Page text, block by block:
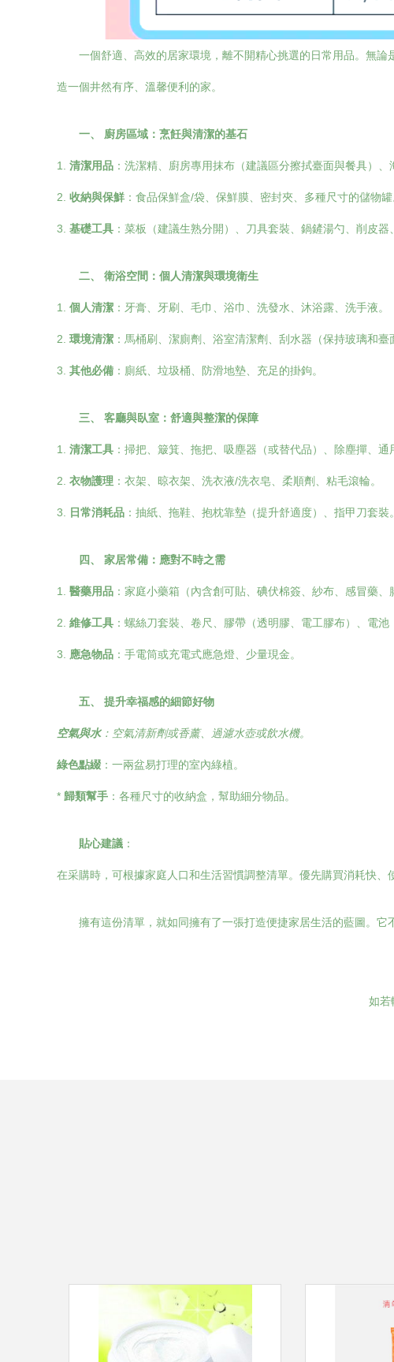
一個舒適、高效的居家環境，離不開精心挑選的日常用品。無
造一個井然有序、溫馨便利的家。
一、 廚房區域：烹飪與清潔的基石
1. 清潔用品 ：洗潔精、廚房專用抹布（建議區分擦拭臺面與餐具）、
2. 收納與保鮮 ：食品保鮮盒/袋、保鮮膜、密封夾、多種尺寸的儲物罐
3. 基礎工具 ：菜板（建議生熟分開）、刀具套裝、鍋鏟湯勺、削皮器
二、 衛浴空間：個人清潔與環境衛生
1. 個人清潔 ：牙膏、牙刷、毛巾、浴巾、洗發水、沐浴露、洗手液。
2. 環境清潔 ：馬桶刷、潔廁劑、浴室清潔劑、刮水器（保持玻璃和臺
3. 其他必備 ：廁紙、垃圾桶、防滑地墊、充足的掛鉤。
三、 客廳與臥室：舒適與整潔的保障
1. 清潔工具 ：掃把、簸箕、拖把、吸塵器（或替代品）、除塵撣、通
2. 衣物護理 ：衣架、晾衣架、洗衣液/洗衣皂、柔順劑、粘毛滾輪。
3. 日常消耗品 ：抽紙、拖鞋、抱枕靠墊（提升舒適度）、指甲刀套裝。
四、 家居常備：應對不時之需
1. 醫藥用品 ：家庭小藥箱（內含創可貼、碘伏棉簽、紗布、感冒藥、
2. 維修工具 ：螺絲刀套裝、卷尺、膠帶（透明膠、電工膠布）、電池
3. 應急物品 ：手電筒或充電式應急燈、少量現金。
五、 提升幸福感的細節好物
空氣與水：空氣清新劑或香薰、過濾水壺或飲水機。
綠色點綴 ：一兩盆易打理的室內綠植。
* 歸類幫手 ：各種尺寸的收納盒，幫助細分物品。
貼心建議 ：
在采購時，可根據家庭人口和生活習慣調整清單。優先購買消耗快
擁有這份清單，就如同擁有了一張打造便捷家居生活的藍圖。
如若